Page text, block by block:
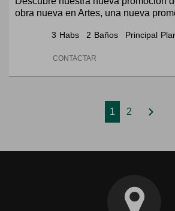
obra nueva en Artes, una nueva
3 Habs 2 Baños Principal
CONTACTAR
1 2 chevron_right